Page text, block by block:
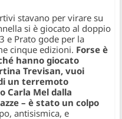
stavano per virare su
si è giocato al doppio
e Prato gode per la
cinque edizioni. Forse è
hanno giocato
Trevisan, vuoi
un terremoto
Carla Mel dalla
– è stato un colpo
antisismica, e